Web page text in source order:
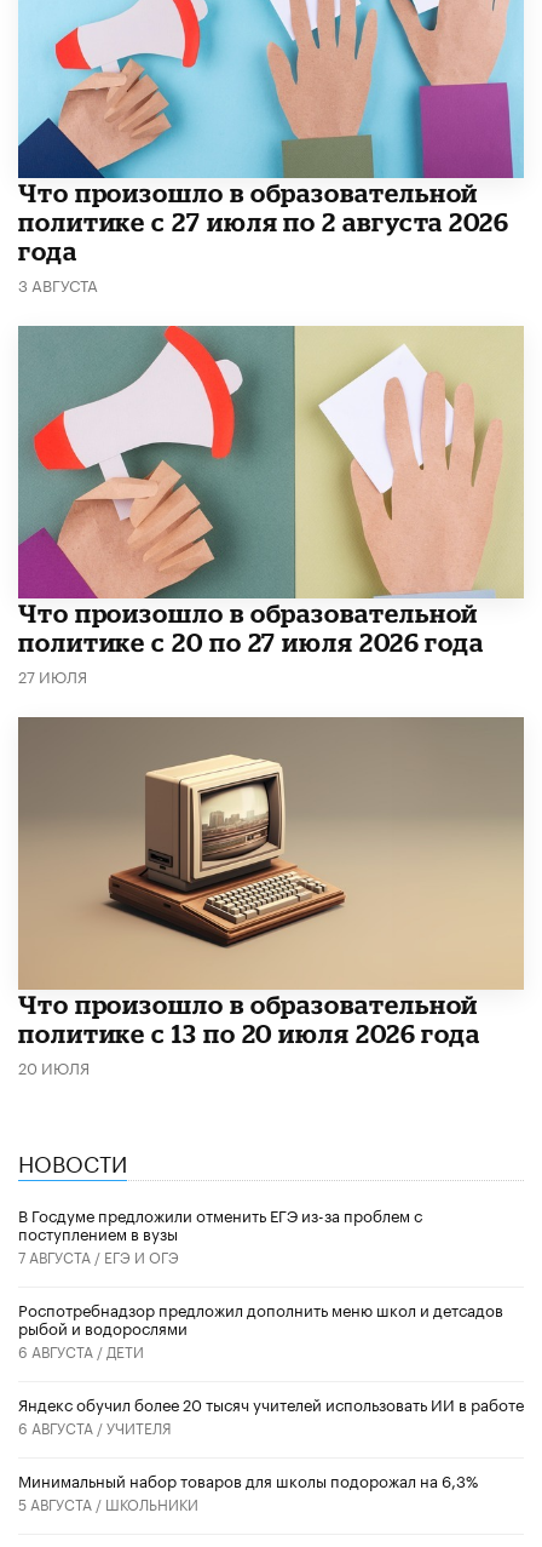
​Что произошло в образовательной
политике с 27 июля по 2 августа 2026
года
3 АВГУСТА
​Что произошло в образовательной
политике с 20 по 27 июля 2026 года
27 ИЮЛЯ
Что произошло в образовательной
политике с 13 по 20 июля 2026 года
20 ИЮЛЯ
НОВОСТИ
В Госдуме предложили отменить ЕГЭ из-за проблем с
поступлением в вузы
7 АВГУСТА / ЕГЭ И ОГЭ
Роспотребнадзор предложил дополнить меню школ и детсадов
рыбой и водорослями
6 АВГУСТА / ДЕТИ
​Яндекс обучил более 20 тысяч учителей использовать ИИ в работе
6 АВГУСТА /УЧИТЕЛЯ
Минимальный набор товаров для школы подорожал на 6,3%
5 АВГУСТА / ШКОЛЬНИКИ